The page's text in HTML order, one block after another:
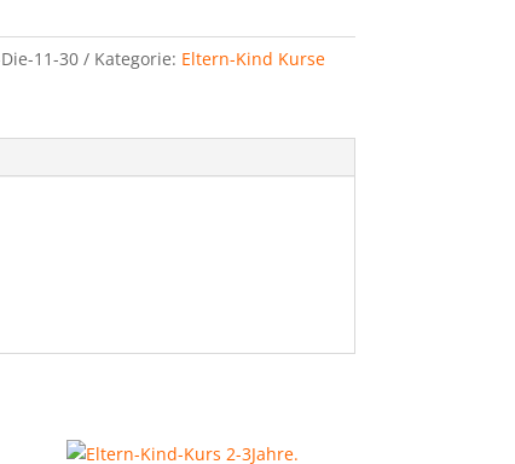
11-30 Kategorie: Eltern-Kind Kurse